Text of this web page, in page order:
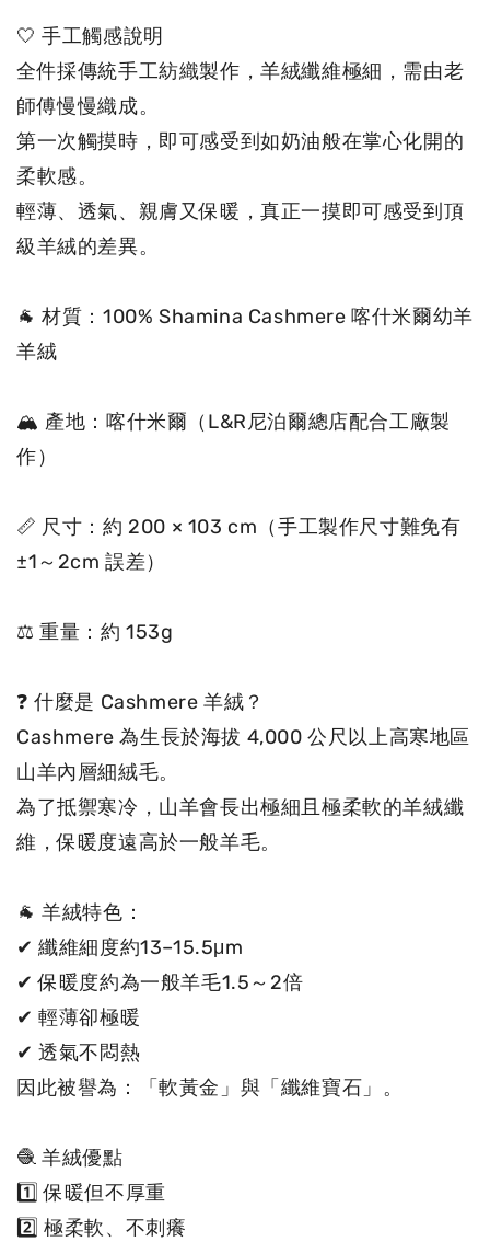
🤍 手工觸感說明
全件採傳統手工紡織製作，羊絨纖維極細，需由老
師傅慢慢織成。
第一次觸摸時，即可感受到如奶油般在掌心化開的
柔軟感。
輕薄、透氣、親膚又保暖，真正一摸即可感受到頂
級羊絨的差異。
🐐 材質：100% Shamina Cashmere 喀什米爾幼羊
羊絨
🏔 產地：喀什米爾（L&R尼泊爾總店配合工廠製
作）
📏 尺寸：約 200 × 103 cm（手工製作尺寸難免有
±1～2cm 誤差）
⚖️ 重量：約 153g
❓ 什麼是 Cashmere 羊絨？
Cashmere 為生長於海拔 4,000 公尺以上高寒地區
山羊內層細絨毛。
為了抵禦寒冷，山羊會長出極細且極柔軟的羊絨纖
維，保暖度遠高於一般羊毛。
🐐 羊絨特色：
✔ 纖維細度約13–15.5μm
✔ 保暖度約為一般羊毛1.5～2倍
✔ 輕薄卻極暖
✔ 透氣不悶熱
因此被譽為：「軟黃金」與「纖維寶石」。
🧶 羊絨優點
1️⃣ 保暖但不厚重
2️⃣ 極柔軟、不刺癢